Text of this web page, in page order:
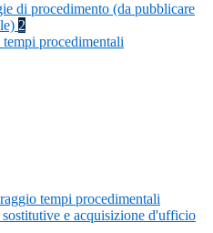
di procedimento (da pubblicare
2
procedimentali
tempi procedimentali
e acquisizione d'ufficio